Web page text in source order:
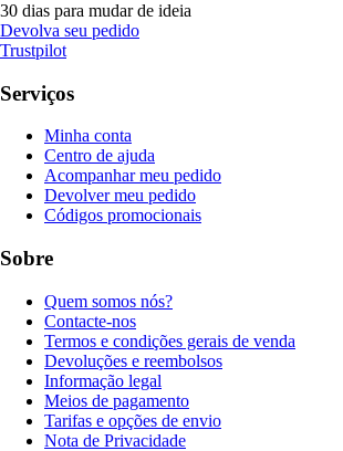
30 dias para mudar de ideia
Devolva seu pedido
Trustpilot
Serviços
Minha conta
Centro de ajuda
Acompanhar meu pedido
Devolver meu pedido
Códigos promocionais
Sobre
Quem somos nós?
Contacte-nos
Termos e condições gerais de venda
Devoluções e reembolsos
Informação legal
Meios de pagamento
Tarifas e opções de envio
Nota de Privacidade